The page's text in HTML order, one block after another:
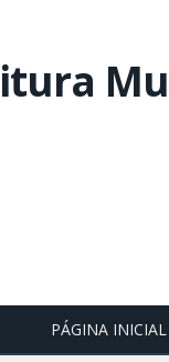
PÁGINA INICIAL